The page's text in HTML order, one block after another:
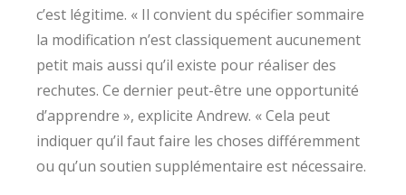
c’est légitime. « Il convient du spécifier sommaire
la modification n’est classiquement aucunement
petit mais aussi qu’il existe pour réaliser des
rechutes. Ce dernier peut-être une opportunité
d’apprendre », explicite Andrew. « Cela peut
indiquer qu’il faut faire les choses différemment
ou qu’un soutien supplémentaire est nécessaire.